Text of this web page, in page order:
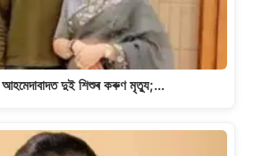
আহমেদাবাদত দুই শিশুৰ কৰুণ মৃত্যু;…